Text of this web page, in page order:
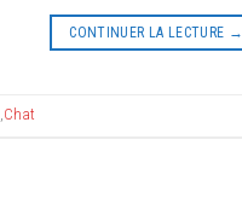
CONTINUER LA LECTURE →
,Chat